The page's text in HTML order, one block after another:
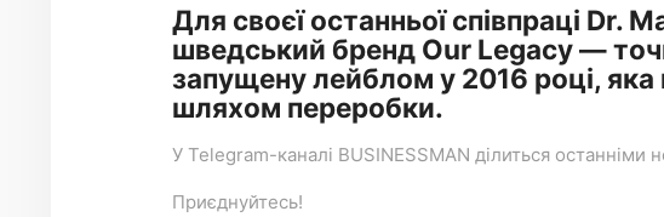
Для своєї останньої співпраці Dr.
шведський бренд Our Legacy —
запущену лейблом у 2016 році,
шляхом переробки.
У Telegram-каналі BUSINESSMAN ділиться
Приєднуйтесь!